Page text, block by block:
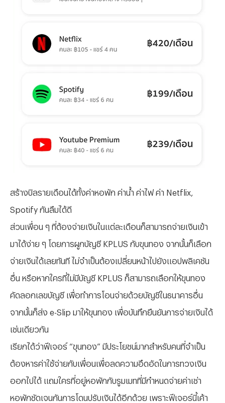
สร้างบิลรายเดือนได้ทั้งค่าหอพัก ค่าน้ำ ค่าไฟ ค่า Netflix,
Spotify กันลืมได้ดี
ส่วนเพื่อน ๆ ที่ต้องจ่ายเงินในแต่ละเดือนก็สามารถจ่ายเงินเข้า
มาได้ง่าย ๆ โดยการผูกบัญชี KPLUS กับขุนทอง จากนั้นก็เลือก
จ่ายเงินได้เลยทันที ไม่จำเป็นต้องเปลี่ยนหน้าไปยังแอปพลิเคชัน
อื่น หรือหากใครที่ไม่มีบัญชี KPLUS ก็สามารถเลือกให้ขุนทอง
คัดลอกเลขบัญชี เพื่อทำการโอนจ่ายด้วยบัญชีในธนาคารอื่น
จากนั้นก็ส่ง e-Slip มาให้ขุนทอง เพื่อบันทึกยืนยันการจ่ายเงินได้
เช่นเดียวกัน
เรียกได้ว่าฟีเจอร์ “ขุนทอง” มีประโยชน์มากสำหรับคนที่จำเป็น
ต้องหารค่าใช้จ่ายกับเพื่อนเพื่อลดความอึดอัดในการทวงเงิน
ออกไปได้ แถมใครที่อยู่หอพักกับรูมเมทที่มีกำหนดจ่ายค่าเช่า
หอพักชัดเจนกันการโดนปรับเงินได้อีกด้วย เพราะฟีเจอร์นี้เค้า